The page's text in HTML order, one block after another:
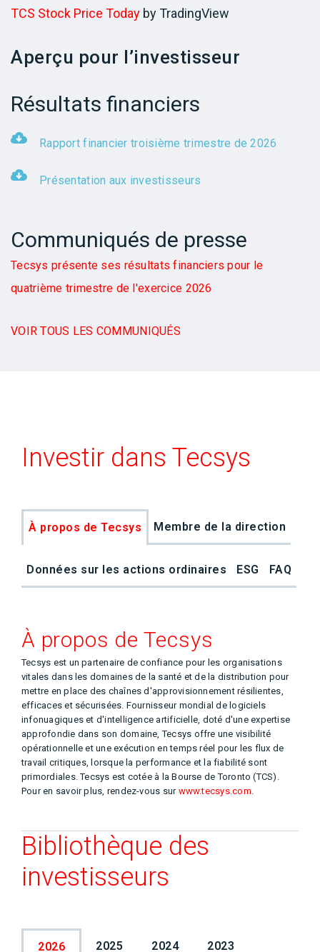
TCS Stock Price Today by TradingView
Aperçu pour l’investisseur
Résultats financiers
Rapport financier troisième trimestre de 2026
Présentation aux investisseurs
Communiqués de presse
Tecsys présente ses résultats financiers pour le
quatrième trimestre de l'exercice 2026
VOIR TOUS LES COMMUNIQUÉS
Investir dans Tecsys
À propos de Tecsys Membre de la direction
Données sur les actions ordinaires ESG FAQ
À propos de Tecsys
Tecsys est un partenaire de confiance pour les organisations
vitales dans les domaines de la santé et de la distribution pour
mettre en place des chaînes d'approvisionnement résilientes,
efficaces et sécurisées. Fournisseur mondial de logiciels
infonuagiques et d'intelligence artificielle, doté d'une expertise
approfondie dans son domaine, Tecsys offre une visibilité
opérationnelle et une exécution en temps réel pour les flux de
travail critiques, lorsque la performance et la fiabilité sont
primordiales. Tecsys est cotée à la Bourse de Toronto (TCS).
Pour en savoir plus, rendez-vous sur www.tecsys.com
Bibliothèque des
investisseurs
2026 2025 2024 2023